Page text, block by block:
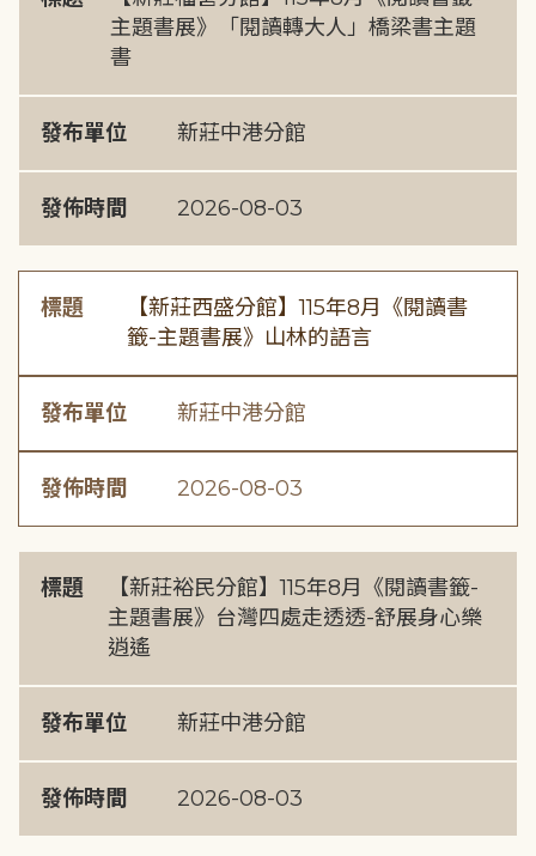
主題書展》「閱讀轉大人」橋梁書主題
書
發布單位 新莊中港分館
發佈時間 2026-08-03
標題
【新莊西盛分館】115年8月《閱讀書
籤-主題書展》山林的語言
發布單位 新莊中港分館
發佈時間 2026-08-03
標題
【新莊裕民分館】115年8月《閱讀書籤-
主題書展》台灣四處走透透-舒展身心樂
逍遙
發布單位 新莊中港分館
發佈時間 2026-08-03